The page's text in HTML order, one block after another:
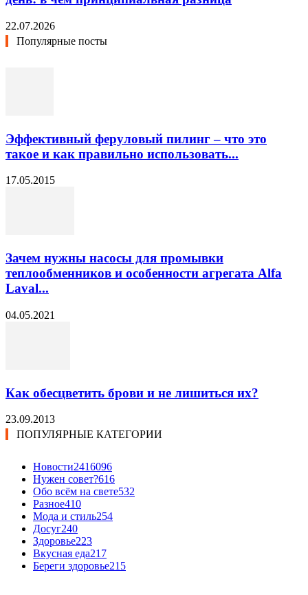
22.07.2026
Популярные посты
Эффективный феруловый пилинг – что это
такое и как правильно использовать...
17.05.2015
Зачем нужны насосы для промывки
теплообменников и особенности агрегата Alfa
Laval...
04.05.2021
Как обесцветить брови и не лишиться их?
23.09.2013
ПОПУЛЯРНЫЕ КАТЕГОРИИ
Новости2416096
Нужен совет?616
Обо всём на свете532
Разное410
Мода и стиль254
Досуг240
Здоровье223
Вкусная еда217
Береги здоровье215